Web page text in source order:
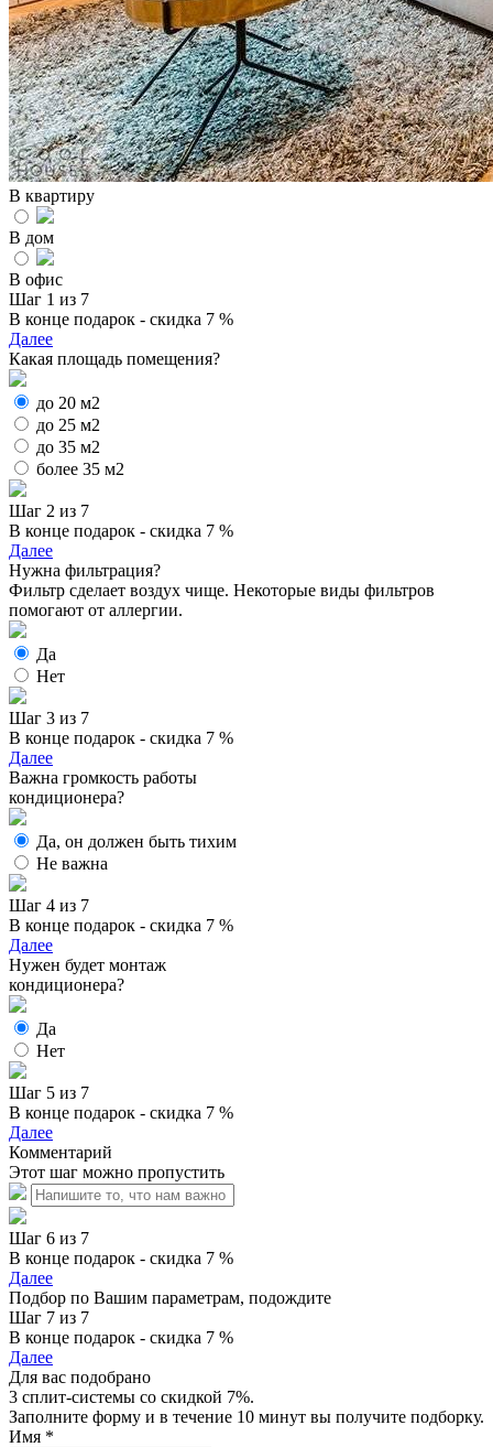
В квартиру
В дом
В офис
Шаг 1 из 7
В конце подарок - скидка 7 %
Далее
Какая площадь помещения?
до 20 м2
до 25 м2
до 35 м2
более 35 м2
Шаг 2 из 7
В конце подарок - скидка 7 %
Далее
Нужна фильтрация?
Фильтр сделает воздух чище. Некоторые виды фильтров
помогают от аллергии.
Да
Нет
Шаг 3 из 7
В конце подарок - скидка 7 %
Далее
Важна громкость работы
кондиционера?
Да, он должен быть тихим
Не важна
Шаг 4 из 7
В конце подарок - скидка 7 %
Далее
Нужен будет монтаж
кондиционера?
Да
Нет
Шаг 5 из 7
В конце подарок - скидка 7 %
Далее
Комментарий
Этот шаг можно пропустить
Шаг 6 из 7
В конце подарок - скидка 7 %
Далее
Подбор по Вашим параметрам, подождите
Шаг 7 из 7
В конце подарок - скидка 7 %
Далее
Для вас подобрано
3 сплит-системы со скидкой 7%.
Заполните форму и в течение 10 минут вы получите подборку.
Имя *